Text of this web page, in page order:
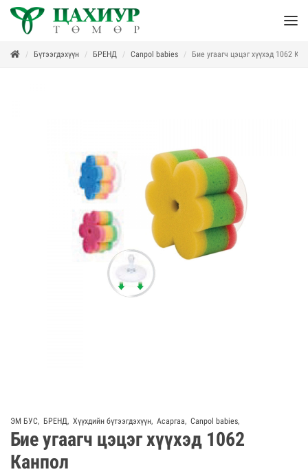
Бүтээгдэхүүн БРЕНД Canpol babies Бие угаагч цэцэг хүүхэд 1062
ЭМ БУС, БРЕНД, Хүүхдийн бүтээгдэхүүн, Асаргаа, Canpol babies,
Бие угаагч цэцэг хүүхэд 1062
Канпол